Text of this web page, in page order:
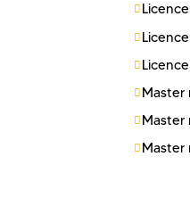
Master
Master
Master